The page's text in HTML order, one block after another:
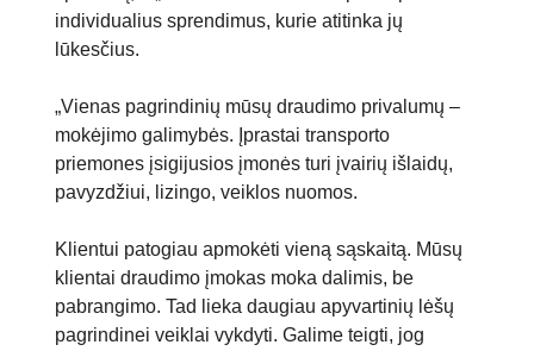
individualius sprendimus, kurie atitinka jų
lūkesčius.
„Vienas pagrindinių mūsų draudimo privalumų –
mokėjimo galimybės. Įprastai transporto
priemones įsigijusios įmonės turi įvairių išlaidų,
pavyzdžiui, lizingo, veiklos nuomos.
Klientui patogiau apmokėti vieną sąskaitą. Mūsų
klientai draudimo įmokas moka dalimis, be
pabrangimo. Tad lieka daugiau apyvartinių lėšų
pagrindinei veiklai vykdyti. Galime teigti, jog